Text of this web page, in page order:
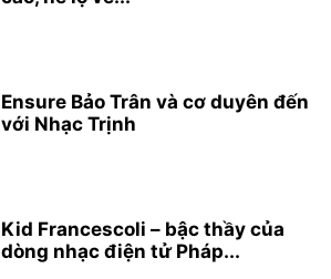
Ensure Bảo Trân và cơ duyên đến
với Nhạc Trịnh
Kid Francescoli – bậc thầy của
dòng nhạc điện tử Pháp...